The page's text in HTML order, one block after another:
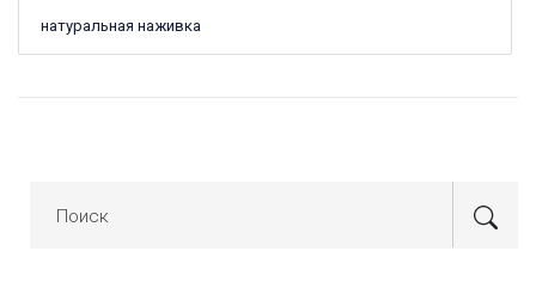
натуральная наживка